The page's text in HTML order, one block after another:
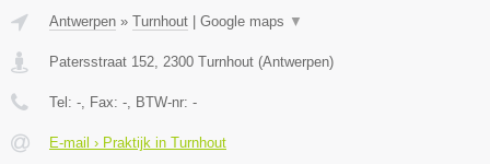
Antwerpen » Turnhout Google maps ▼
Patersstraat 152 2300 Turnhout (Antwerpen)
Tel: - , Fax: - , BTW-nr: -
E-mail › Praktijk in Turnhout